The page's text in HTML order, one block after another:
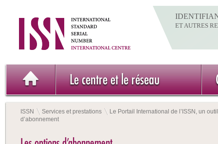
ET AUTRES
Le centre et le réseau
ISSN Services et prestations
Le Portail International de l’ISSN, un
d’abonnement